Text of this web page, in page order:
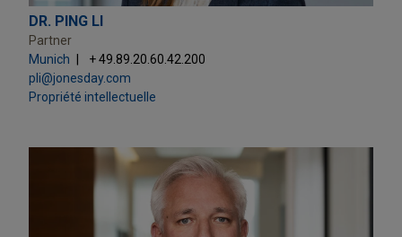
DR. PING LI
Partner
Munich
+ 49.89.20.60.42.200
pli@jonesday.com
Propriété intellectuelle